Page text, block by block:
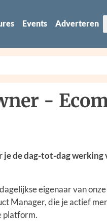
Events Adverteren
-
de dag-tot-dag
eigenaar van
Manager, die je actief
platform.